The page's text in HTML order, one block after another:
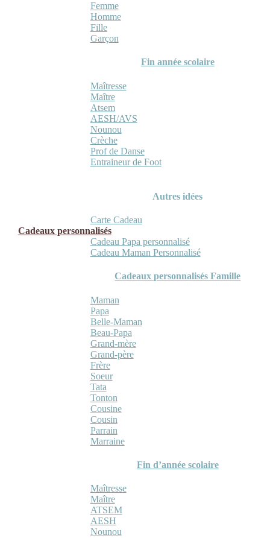
Femme
Homme
Fille
Garçon
Fin année scolaire
Maîtresse
Maître
Atsem
AESH/AVS
Nounou
Crèche
Prof de Danse
Entraineur de Foot
Autres idées
Carte Cadeau
Cadeaux personnalisés
Cadeau Papa personnalisé
Cadeau Maman Personnalisé
Cadeaux personnalisés Famille
Maman
Papa
Belle-Maman
Beau-Papa
Grand-mère
Grand-père
Frère
Soeur
Tata
Tonton
Cousine
Cousin
Parrain
Marraine
Fin d’année scolaire
Maîtresse
Maître
ATSEM
AESH
Nounou